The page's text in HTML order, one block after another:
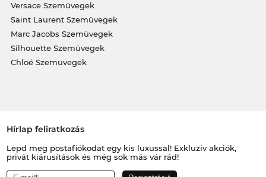
Versace Szemüvegek
Saint Laurent Szemüvegek
Marc Jacobs Szemüvegek
Silhouette Szemüvegek
Chloé Szemüvegek
Hírlap feliratkozás
Lepd meg postafiókodat egy kis luxussal! Exkluzív akciók,
privát kiárusítások és még sok más vár rád!